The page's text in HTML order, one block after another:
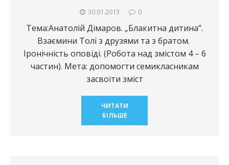
30.01.2013 0
Тема:Анатолій Дімаров. „Блакитна дитина”.
Взаємини Толі з друзями та з братом.
Іронічність оповіді. (Робота над змістом 4 – 6
частин). Мета: допомогти семикласникам
засвоїти зміст
ЧИТАТИ
БІЛЬШЕ